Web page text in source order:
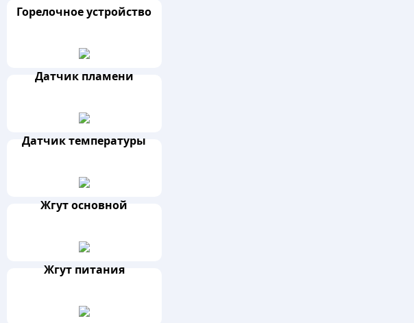
Горелочное устройство
Датчик пламени
Датчик температуры
Жгут основной
Жгут питания